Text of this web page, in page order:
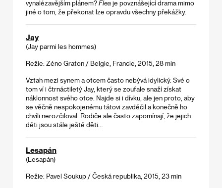
vynalézavějším plánem? Flea je povznášející drama mimo
jiné o tom, že překonat lze opravdu všechny překážky.
Jay
(Jay parmi les hommes)
Režie: Zéno Graton / Belgie, Francie, 2015, 28 min
Vztah mezi synem a otcem často nebývá idylický. Své o
tom ví i čtrnáctiletý Jay, který se zoufale snaží získat
náklonnost svého otce. Najde si i dívku, ale jen proto, aby
se věčně nespokojenému tátovi zavděčil a konečně ho
chvíli nerozčiloval. Rodiče ale často zapomínají, že jejich
děti jsou stále ještě děti…
Lesapán
(Lesapán)
Režie: Pavel Soukup / Česká republika, 2015, 23 min